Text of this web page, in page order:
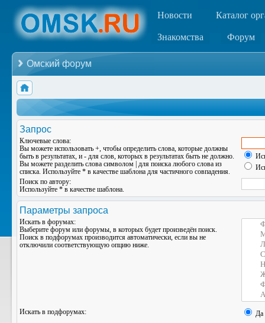
Новости Каталог
Знакомства Форум
Омский форум
Запрос
Ключевые слова:
Вы можете использовать +, чтобы определить слова, которые должны
быть в результатах, и - для слов, которых в результатах быть не должно.
Вы можете разделить слова символом для поиска любого слова из
списка. Используйте * в качестве шаблона для частичного совпадения.
Поиск по автору:
Используйте * в качестве шаблона.
Параметры запроса
Искать в форумах:
Выберите форум или форумы, в которых будет произведён поиск.
Поиск в подфорумах производится автоматически, если вы не
отключили соответствующую опцию ниже.
Искать в подфорумах:
Да